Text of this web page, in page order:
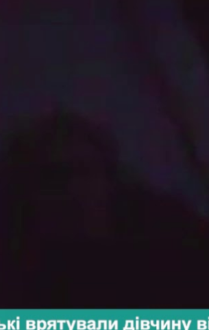
з п’ятого поверху після
вмовити її не вчиняти суїцид. Дівчину